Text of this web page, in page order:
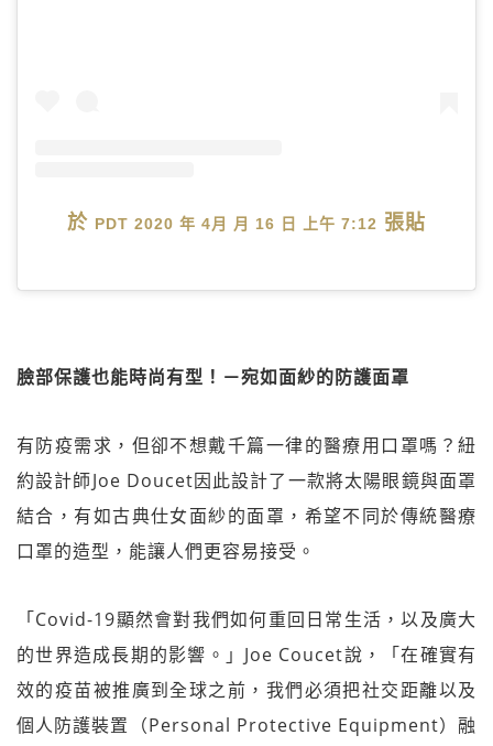
於 PDT 2020 年 4月 月 16 日 上午 7:12 張貼
臉部保護也能時尚有型！－宛如面紗的防護面罩
有防疫需求，但卻不想戴千篇一律的醫療用口罩嗎？紐
約設計師Joe Doucet因此設計了一款將太陽眼鏡與面罩
結合，有如古典仕女面紗的面罩，希望不同於傳統醫療
口罩的造型，能讓人們更容易接受。
「Covid-19顯然會對我們如何重回日常生活，以及廣大
的世界造成長期的影響。」Joe Coucet說，「在確實有
效的疫苗被推廣到全球之前，我們必須把社交距離以及
個人防護裝置（Personal Protective Equipment）融